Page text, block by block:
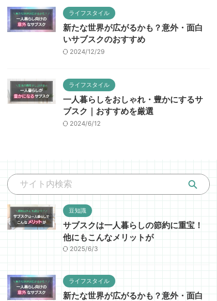
ライフスタイル
新たな世界が広がるかも？意外・面白
いサブスクのおすすめ
2024/12/29
ライフスタイル
一人暮らしをおしゃれ・豊かにするサ
ブスク｜おすすめを厳選
2024/6/12
豆知識
サブスクは一人暮らしの節約に重宝！
他にもこんなメリットが
2025/6/3
ライフスタイル
新たな世界が広がるかも？意外・面白